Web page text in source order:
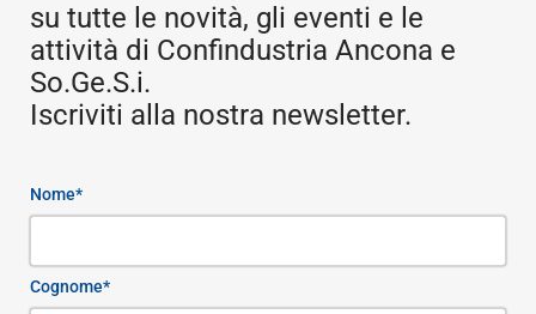
su tutte le novità, gli eventi e le
attività di Confindustria Ancona e
So.Ge.S.i.
Iscriviti alla nostra newsletter.
Nome*
Cognome*